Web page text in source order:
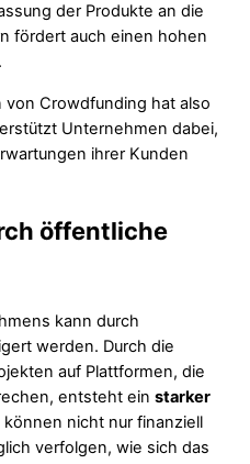
der Produkte an die
fördert auch einen hohen
.
von Crowdfunding hat also
Unternehmen dabei,
ihrer Kunden
öffentliche
kann durch
werden. Durch die
auf Plattformen, die
entsteht ein starker
nicht nur finanziell
verfolgen, wie sich das